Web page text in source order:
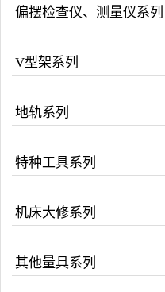
偏摆检查仪、测量仪系列
V型架系列
地轨系列
特种工具系列
机床大修系列
其他量具系列